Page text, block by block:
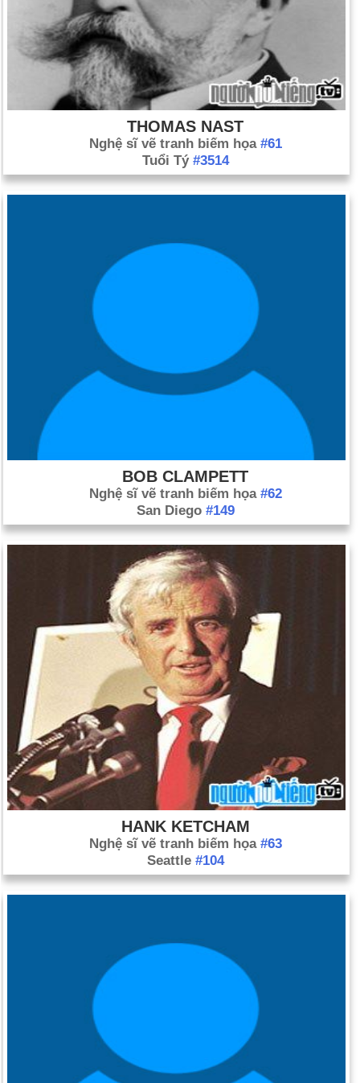
THOMAS NAST
Nghệ sĩ vẽ tranh biếm họa #61
Tuổi Tý #3514
BOB CLAMPETT
Nghệ sĩ vẽ tranh biếm họa #62
San Diego #149
HANK KETCHAM
Nghệ sĩ vẽ tranh biếm họa #63
Seattle #104